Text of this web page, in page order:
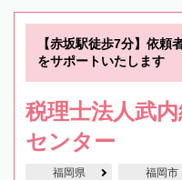
【赤坂駅徒歩7分】依頼
をサポートいたします
税理士法人武
センター
福岡県 福岡市